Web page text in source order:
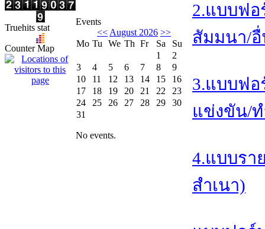
Truehits stat
Counter Map
Events
<< August 2026 >>
Mo Tu We Th Fr Sa
Su
1
2
3
4 5 6 7 8
9
10
11 12 13 14 15
16
17
18 19 20 21 22
23
24
25 26 27 28 29
30
31
No events.
2.แบบฟ
สัมมนา/
3.แบบฟอ
แข่งขัน/
4.แบบรา
สำเนา)